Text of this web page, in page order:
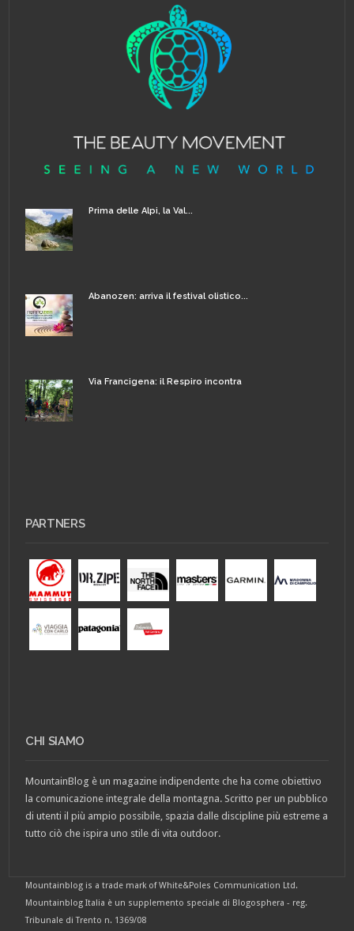
Prima delle Alpi, la Val...
Abanozen: arriva il festival olistico...
Via Francigena: il Respiro incontra
PARTNERS
CHI SIAMO
MountainBlog è un magazine indipendente che ha come obiettivo
la comunicazione integrale della montagna. Scritto per un pubblico
di utenti il più ampio possibile, spazia dalle discipline più estreme a
tutto ciò che ispira uno stile di vita outdoor.
Mountainblog is a trade mark of White&Poles Communication Ltd.
Mountainblog Italia è un supplemento speciale di Blogosphera - reg.
Tribunale di Trento n. 1369/08